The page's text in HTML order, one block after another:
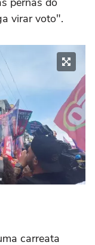
virar voto".
carreata